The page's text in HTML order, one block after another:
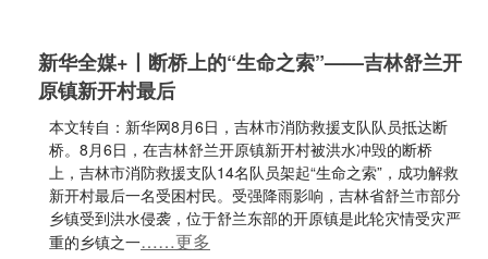
新华全媒+丨断桥上的“生命之索”——吉林舒兰开
原镇新开村最后
本文转自：新华网8月6日，吉林市消防救援支队队员抵达断
桥。8月6日，在吉林舒兰开原镇新开村被洪水冲毁的断桥
上，吉林市消防救援支队14名队员架起“生命之索”，成功解救
新开村最后一名受困村民。受强降雨影响，吉林省舒兰市部分
乡镇受到洪水侵袭，位于舒兰东部的开原镇是此轮灾情受灾严
重的乡镇之一……更多